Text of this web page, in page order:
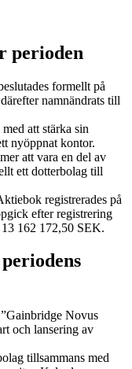
perioden
formellt på
namnändrats till
att stärka sin
nyöppnat kontor.
att vara en del av
ett dotterbolag till
registrerades på
efter registrering
162 172,50 SEK.
Novus
och lansering av
tillsammans med